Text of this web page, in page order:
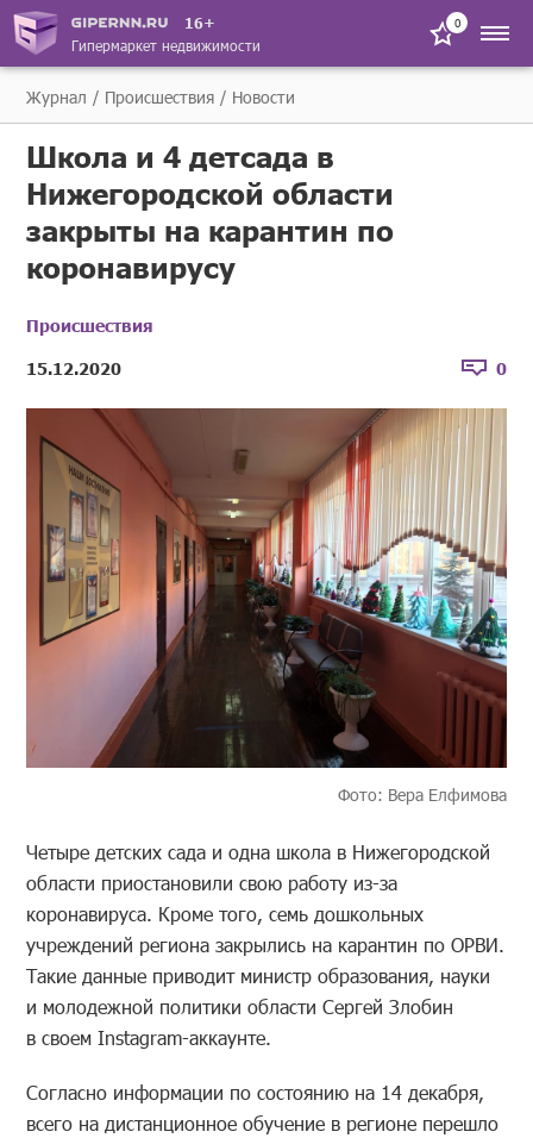
16+
Гипермаркет недвижимости
0
Журнал Происшествия Новости
Школа и 4 детсада в
Нижегородской области
закрыты на карантин по
коронавирусу
Происшествия
15.12.2020
0
Фото: Вера Елфимова
Четыре детских сада и одна школа в Нижегородской
области приостановили свою работу из-за
коронавируса. Кроме того, семь дошкольных
учреждений региона закрылись на карантин по ОРВИ.
Такие данные приводит министр образования, науки
и молодежной политики области Сергей Злобин
в своем Instagram-аккаунте.
Согласно информации по состоянию на 14 декабря,
всего на дистанционное обучение в регионе перешло